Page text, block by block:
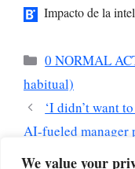
We value your
Impacto de la
Categorías
0 NORMAL
habitual)
‘I didn’t want
AI-fueled
The Guardian